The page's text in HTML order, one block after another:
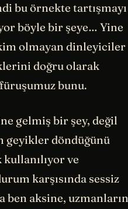
bu örnekte tartışmayı
böyle bir şeye… Yine
olmayan dinleyiciler
doğru olarak
bunu.
gelmiş bir şey, değil
geyikler döndüğünü
ve
karşısında sessiz
ben aksine, uzmanların